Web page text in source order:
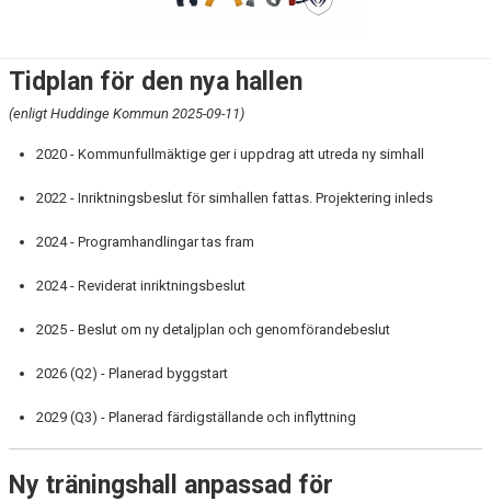
UTMÄRKELSER
TRÄNINGSHALLAR
NYA HALLEN
BLI LEDARE
SPONSRING
Tidplan för den nya hallen
(enligt Huddinge Kommun 2025-09-11)
2020 - Kommunfullmäktige ger i uppdrag att utreda ny simhall
2022 - Inriktningsbeslut för simhallen fattas. Projektering inleds
2024 - Programhandlingar tas fram
2024 - Reviderat inriktningsbeslut
2025 - Beslut om ny detaljplan och genomförandebeslut
2026 (Q2) - Planerad byggstart
2029 (Q3) - Planerad färdigställande och inflyttning
Ny träningshall anpassad för